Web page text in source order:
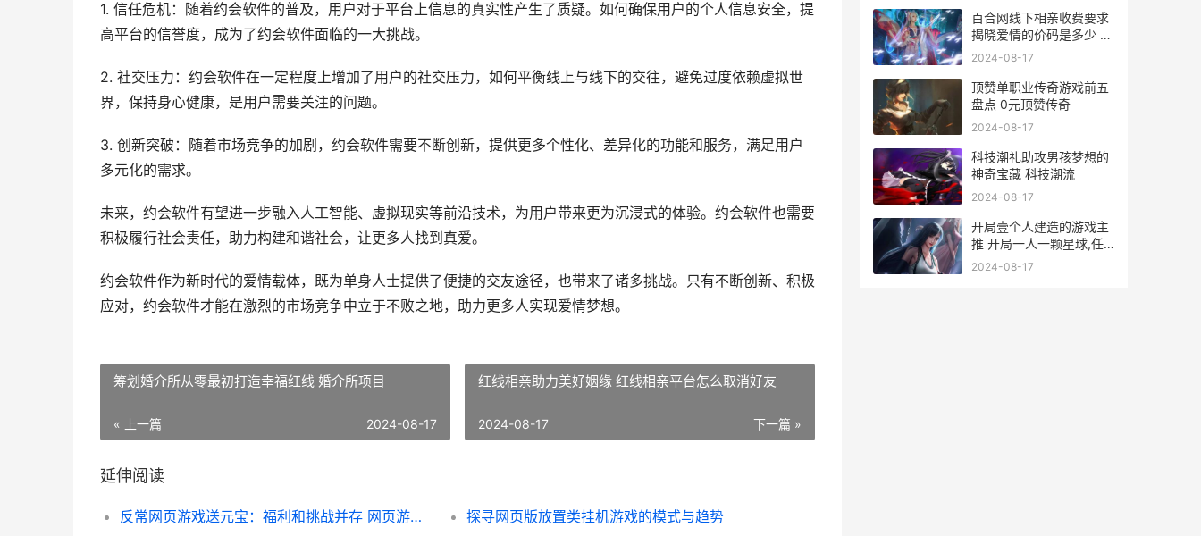
1. 信任危机：随着约会软件的普及，用户对于平台上信息的真实性产生了质疑。如何确保用户的个人信息安全，提
高平台的信誉度，成为了约会软件面临的一大挑战。
2. 社交压力：约会软件在一定程度上增加了用户的社交压力，如何平衡线上与线下的交往，避免过度依赖虚拟世
界，保持身心健康，是用户需要关注的问题。
3. 创新突破：随着市场竞争的加剧，约会软件需要不断创新，提供更多个性化、差异化的功能和服务，满足用户
多元化的需求。
未来，约会软件有望进一步融入人工智能、虚拟现实等前沿技术，为用户带来更为沉浸式的体验。约会软件也需要
积极履行社会责任，助力构建和谐社会，让更多人找到真爱。
约会软件作为新时代的爱情载体，既为单身人士提供了便捷的交友途径，也带来了诸多挑战。只有不断创新、积极
应对，约会软件才能在激烈的市场竞争中立于不败之地，助力更多人实现爱情梦想。
筹划婚介所从零最初打造幸福红线 婚介所项目
« 上一篇 2024-08-17
红线相亲助力美好姻缘 红线相亲平台怎么取消好友
下一篇 »
2024-08-17
延伸阅读
反常网页游戏送元宝：福利和挑战并存 网页游戏返利网 探寻网页版放置类挂机游戏的模式与趋势
百合网线下相亲收费要求
揭晓爱情的价码是多少 百
合网线下相亲报警能追回
2024-08-17
顶赞单职业传奇游戏前五
盘点 0元顶赞传奇
2024-08-17
科技潮礼助攻男孩梦想的
神奇宝藏 科技潮流
2024-08-17
开局壹个人建造的游戏主
推 开局一人一颗星球,任
由使劲造作
2024-08-17